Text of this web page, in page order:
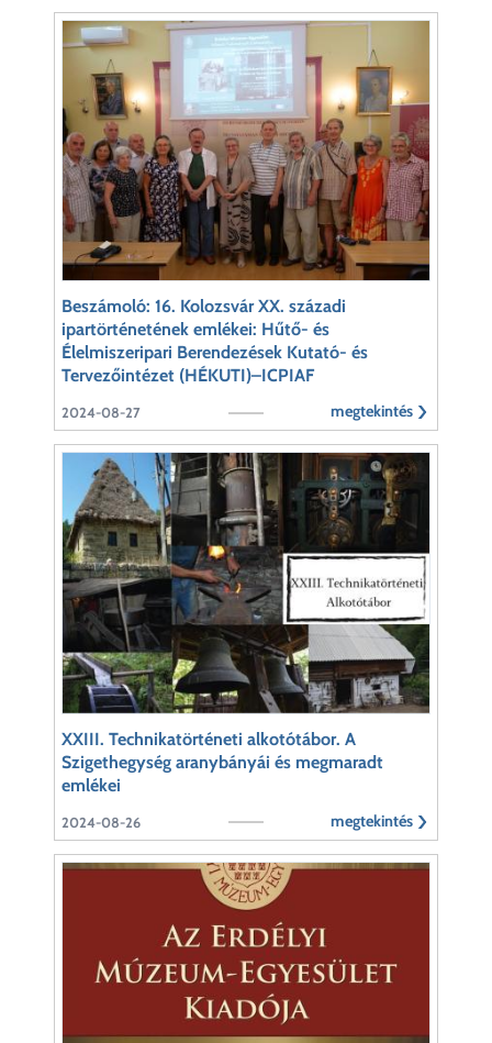
Beszámoló: 16. Kolozsvár XX. századi
ipartörténetének emlékei: Hűtő- és
Élelmiszeripari Berendezések Kutató- és
Tervezőintézet (HÉKUTI)–ICPIAF
megtekintés
2024-08-27
XXIII. Technikatörténeti alkotótábor. A
Szigethegység aranybányái és megmaradt
emlékei
megtekintés
2024-08-26